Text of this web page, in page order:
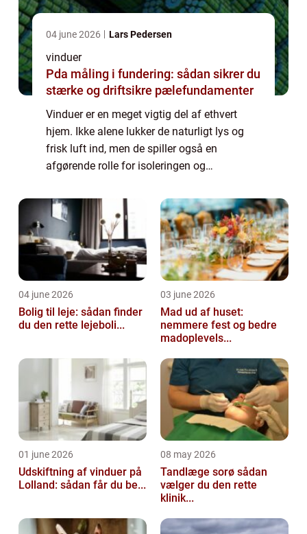
04 june 2026 Lars Pedersen
vinduer
Pda måling i fundering: sådan sikrer du
stærke og driftsikre pælefundamenter
Vinduer er en meget vigtig del af ethvert
hjem. Ikke alene lukker de naturligt lys og
frisk luft ind, men de spiller også en
afgørende rolle for isoleringen og
overvejer at udskifte dine vinduer, bør du
hel...
04 june 2026
Bolig til leje: sådan finder
du den rette lejeboli...
03 june 2026
Mad ud af huset:
nemmere fest og bedre
madoplevels...
01 june 2026
Udskiftning af vinduer på
Lolland: sådan får du be...
08 may 2026
Tandlæge sorø sådan
vælger du den rette
klinik...